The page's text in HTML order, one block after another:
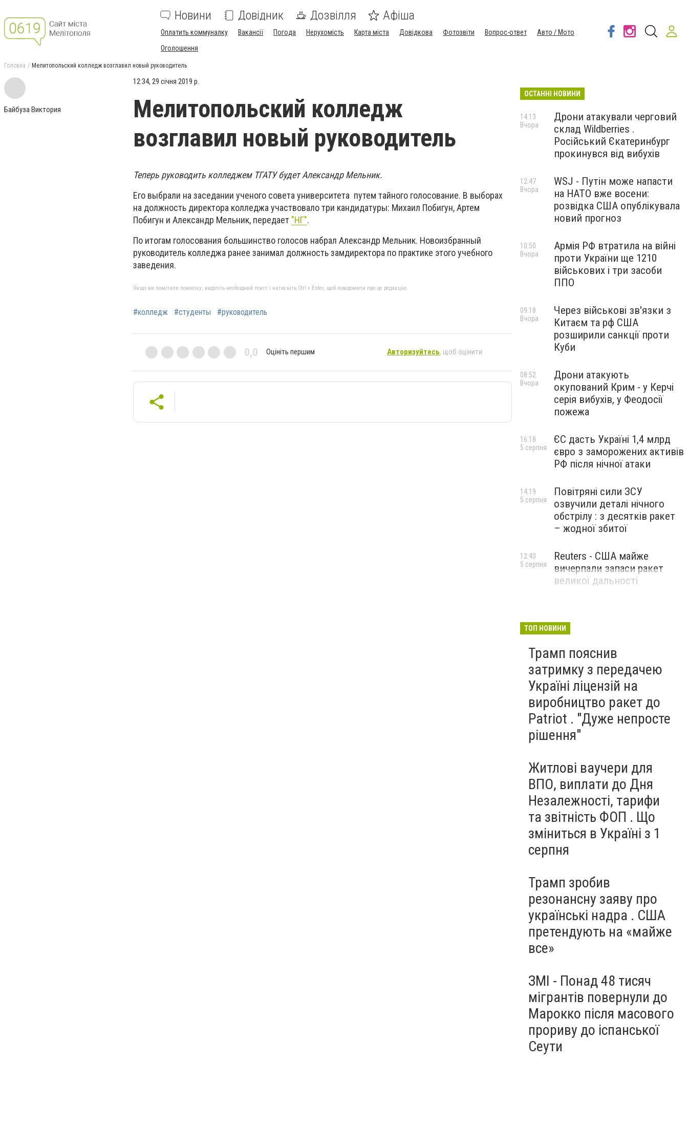
Новини Довідник Дозвілля Афіша
Оплатить коммуналку Вакансії Погода Нерухомість Карта міста Довідкова Фотозвіти Вопрос-ответ
Авто / Мото
Оголошення
Головна Мелитопольский колледж возглавил новый руководитель
Байбуза Виктория
12:34, 29 січня 2019 р.
Мелитопольский колледж
возглавил новый руководитель
Теперь руководить колледжем ТГАТУ будет Александр Мельник.
Его выбрали на заседании ученого совета университета путем тайного голосование. В выборах
на должность директора колледжа участвовало три кандидатуры: Михаил Побигун, Артем
Побигун и Александр Мельник, передает "НГ".
По итогам голосования большинство голосов набрал Александр Мельник. Новоизбранный
руководитель колледжа ранее занимал должность замдиректора по практике этого учебного
заведения.
Якщо ви помітили помилку, виділіть необхідний текст і натисніть Ctrl + Enter, щоб повідомити про це редакцію
#колледж #студенты #руководитель
0,0 Оцініть першим Авторизуйтесь, щоб оцінити
ОСТАННІ НОВИНИ
Дрони атакували черговий
склад Wildberries .
Російський Єкатеринбург
прокинувся від вибухів
14:13
Вчора
WSJ - Путін може напасти
на НАТО вже восени:
розвідка США опублікувала
новий прогноз
12:47
Вчора
Армія РФ втратила на війні
проти України ще 1210
військових і три засоби
ППО
10:50
Вчора
Через військові зв'язки з
Китаєм та рф США
розширили санкції проти
Куби
09:18
Вчора
Дрони атакують
окупований Крим - у Керчі
серія вибухів, у Феодосії
пожежа
08:52
Вчора
ЄС дасть Україні 1,4 млрд
євро з заморожених активів
РФ після нічної атаки
16:18
5 серпня
Повітряні сили ЗСУ
озвучили деталі нічного
обстрілу : з десятків ракет
– жодної збитої
14:19
5 серпня
Reuters - США майже
вичерпали запаси ракет
великої дальності
12:43
5 серпня
ТОП НОВИНИ
Трамп пояснив
затримку з передачею
Україні ліцензій на
виробництво ракет до
Patriot . "Дуже непросте
рішення"
Житлові ваучери для
ВПО, виплати до Дня
Незалежності, тарифи
та звітність ФОП . Що
зміниться в Україні з 1
серпня
Трамп зробив
резонансну заяву про
українські надра . США
претендують на «майже
все»
ЗМІ - Понад 48 тисяч
мігрантів повернули до
Марокко після масового
прориву до іспанської
Сеути